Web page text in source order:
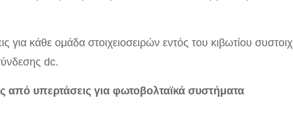
για κάθε ομάδα στοιχειοσειρών εντός του κιβωτίου
dc.
από υπερτάσεις για φωτοβολταϊκά συστήματα